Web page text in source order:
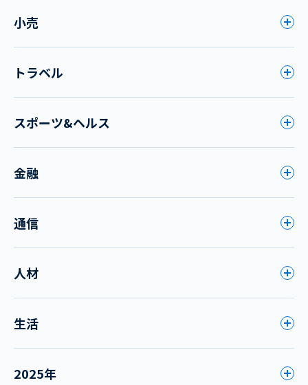
小売
トラベル
スポーツ&ヘルス
金融
通信
人材
生活
2025年